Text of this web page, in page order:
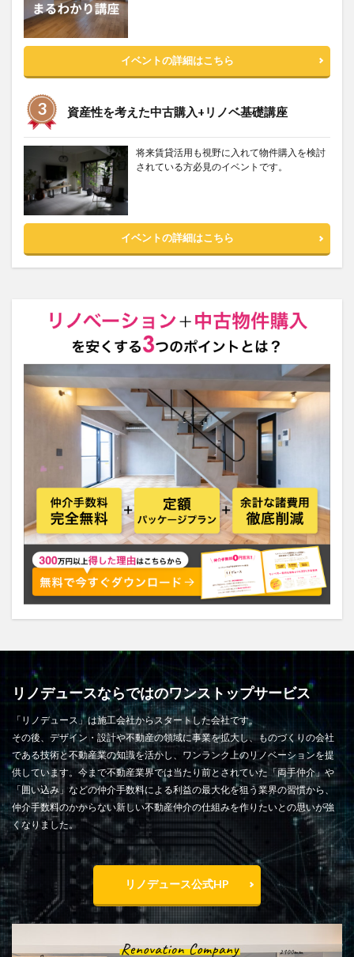
イベントの詳細はこちら
資産性を考えた中古購入+リノベ基礎講座
将来賃貸活用も視野に入れて物件購入を検討
されている方必見のイベントです。
イベントの詳細はこちら
リノデュースならではのワンストップサービス
「リノデュース」は施工会社からスタートした会社です。
その後、デザイン・設計や不動産の領域に事業を拡大し、ものづくりの会社
である技術と不動産業の知識を活かし、ワンランク上のリノベーションを提
供しています。今まで不動産業界では当たり前とされていた「両手仲介」や
「囲い込み」などの仲介手数料による利益の最大化を狙う業界の習慣から、
仲介手数料のかからない新しい不動産仲介の仕組みを作りたいとの思いが強
くなりました。
リノデュース公式HP